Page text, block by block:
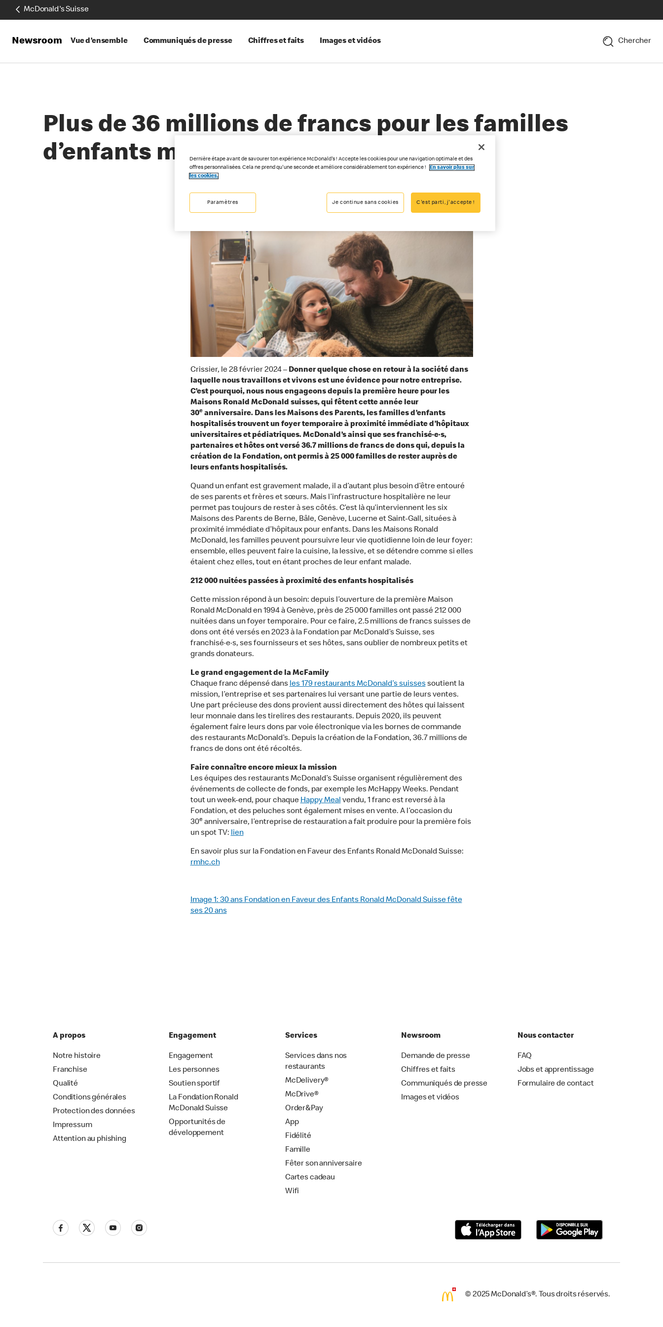
McDonald's Suisse
Newsroom Vue d’ensemble Communiqués de presse Chiffres et faits Images et vidéos Chercher
Plus de 36 millions de francs pour les familles
d’enfants malades
Crissier, le 28 février 2024 – Donner quelque chose en retour à la société dans
laquelle nous travaillons et vivons est une évidence pour notre entreprise.
C’est pourquoi, nous nous engageons depuis la première heure pour les
Maisons Ronald McDonald suisses, qui fêtent cette année leur
30e anniversaire. Dans les Maisons des Parents, les familles d’enfants
hospitalisés trouvent un foyer temporaire à proximité immédiate d’hôpitaux
universitaires et pédiatriques. McDonald’s ainsi que ses franchisé·e·s,
partenaires et hôtes ont versé 36.7 millions de francs de dons qui, depuis la
création de la Fondation, ont permis à 25 000 familles de rester auprès de
leurs enfants hospitalisés.
Quand un enfant est gravement malade, il a d’autant plus besoin d’être entouré
de ses parents et frères et sœurs. Mais l’infrastructure hospitalière ne leur
permet pas toujours de rester à ses côtés. C’est là qu’interviennent les six
Maisons des Parents de Berne, Bâle, Genève, Lucerne et Saint-Gall, situées à
proximité immédiate d’hôpitaux pour enfants. Dans les Maisons Ronald
McDonald, les familles peuvent poursuivre leur vie quotidienne loin de leur foyer:
ensemble, elles peuvent faire la cuisine, la lessive, et se détendre comme si elles
étaient chez elles, tout en étant proches de leur enfant malade.
212 000 nuitées passées à proximité des enfants hospitalisés
Cette mission répond à un besoin: depuis l’ouverture de la première Maison
Ronald McDonald en 1994 à Genève, près de 25 000 familles ont passé 212 000
nuitées dans un foyer temporaire. Pour ce faire, 2.5 millions de francs suisses de
dons ont été versés en 2023 à la Fondation par McDonald’s Suisse, ses
franchisé·e·s, ses fournisseurs et ses hôtes, sans oublier de nombreux petits et
grands donateurs.
Le grand engagement de la McFamily
Chaque franc dépensé dans les 179 restaurants McDonald’s suissessoutient la
mission, l’entreprise et ses partenaires lui versant une partie de leurs ventes.
Une part précieuse des dons provient aussi directement des hôtes qui laissent
leur monnaie dans les tirelires des restaurants. Depuis 2020, ils peuvent
également faire leurs dons par voie électronique via les bornes de commande
des restaurants McDonald’s. Depuis la création de la Fondation, 36.7 millions de
francs de dons ont été récoltés.
Faire connaître encore mieux la mission
Les équipes des restaurants McDonald’s Suisse organisent régulièrement des
événements de collecte de fonds, par exemple les McHappy Weeks. Pendant
tout un week-end, pour chaque Happy Meal vendu, 1 franc est reversé à la
Fondation, et des peluches sont également mises en vente. A l’occasion du
30e anniversaire, l’entreprise de restauration a fait produire pour la première fois
un spot TV: lien
En savoir plus sur la Fondation en Faveur des Enfants Ronald McDonald Suisse:
rmhc.ch
Image 1: 30 ans Fondation en Faveur des Enfants Ronald McDonald Suisse fête
ses 20 ans
A propos
Notre histoire
Franchise
Qualité
Conditions générales
Protection des données
Impressum
Attention au phishing
Engagement
Engagement
Les personnes
Soutien sportif
La Fondation Ronald
McDonald Suisse
Opportunités de
développement
Services
Services dans nos
restaurants
McDelivery®
McDrive®
Order&Pay
App
Fidélité
Famille
Fêter son anniversaire
Cartes cadeau
Wifi
Newsroom
Demande de presse
Chiffres et faits
Communiqués de presse
Images et vidéos
Nous contacter
FAQ
Jobs et apprentissage
Formulaire de contact
© 2025 McDonald’s®. Tous droits réservés.
Dernière étape avant de savourer ton expérience McDonald's ! Accepte les cookies pour une navigation optimale et des
offres personnalisées. Cela ne prend qu'une seconde et améliore considérablement ton expérience !
En savoir plus sur
les cookies.
Paramètres Je continue sans cookies C'est parti, j'accepte !